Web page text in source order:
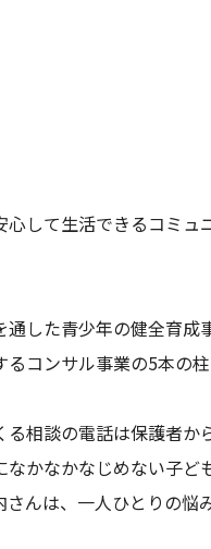
して生活できるコミュ
した青少年の健全育成
コンサル事業の5本の柱
相談の電話は保護者か
かなかなじめない子ど
んは、一人ひとりの悩